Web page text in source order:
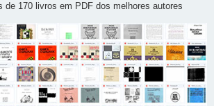
de 170 livros em PDF dos melhores autores